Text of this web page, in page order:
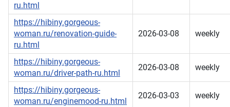
ru.html
https://hibiny.gorgeous-
woman.ru/renovation-guide-
ru.html
2026-03-08 weekly
https://hibiny.gorgeous-
woman.ru/driver-path-ru.html
2026-03-08 weekly
https://hibiny.gorgeous-
woman.ru/enginemood-ru.html
2026-03-03 weekly